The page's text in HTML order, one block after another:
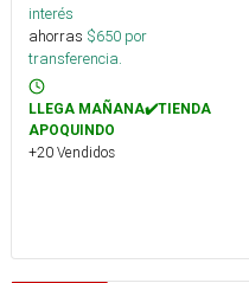
interés
ahorras $650 por
transferencia.
LLEGA MAÑANA✔️TIENDA
APOQUINDO
+20 Vendidos